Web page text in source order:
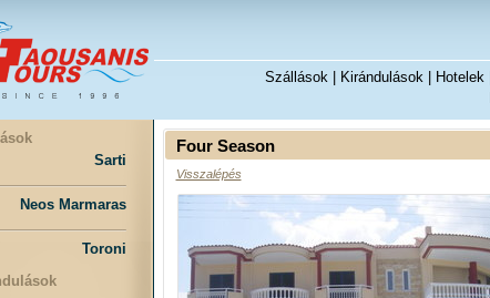
Szállások| Kirándulások| Hotelek|
Sarti
Neos Marmaras
Toroni
Four Season
Visszalépés